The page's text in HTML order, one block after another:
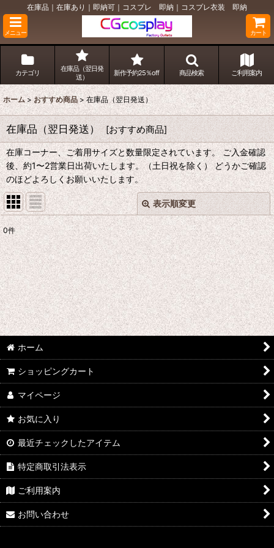
在庫品｜在庫あり｜即納可｜コスプレ 即納｜コスプレ衣装 即納
メニュー カート
カテゴリ
在庫品（翌日発
送）
新作予約25％off 商品検索 ご利用案内
ホーム > おすすめ商品 > 在庫品（翌日発送）
在庫品（翌日発送） [おすすめ商品]
在庫コーナー、ご着用サイズと数量限定されています。 ご入金確認
後、約1〜2営業日出荷いたします。（土日祝を除く） どうかご確認
のほどよろしくお願いいたします。
表示順変更
表示数:
並び順:
絞り込む
閉じる
0件
ホーム
ショッピングカート
マイページ
お気に入り
最近チェックしたアイテム
特定商取引法表示
ご利用案内
お問い合わせ